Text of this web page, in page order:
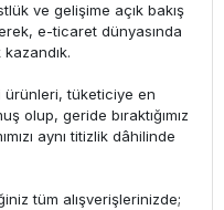
ve gelişime açık bakış
e-ticaret dünyasında
ürünleri, tüketiciye en
olup, geride bıraktığımız
aynı titizlik dâhilinde
tüm alışverişlerinizde;